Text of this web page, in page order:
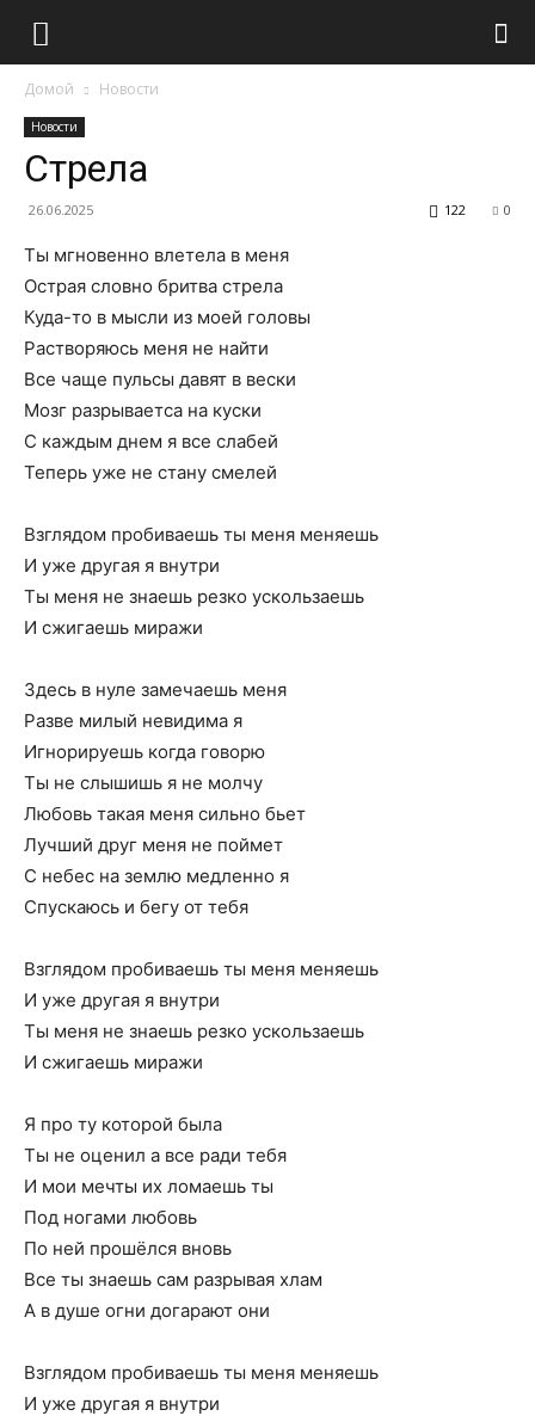
Домой Новости
Новости
Стрела
26.06.2025 0
122
Ты мгновенно влетела в меня
Острая словно бритва стрела
Куда-то в мысли из моей головы
Растворяюсь меня не найти
Все чаще пульсы давят в вески
Мозг разрываетса на куски
С каждым днем я все слабей
Теперь уже не стану смелей
Взглядом пробиваешь ты меня меняешь
И уже другая я внутри
Ты меня не знаешь резко ускользаешь
И сжигаешь миражи
Здесь в нуле замечаешь меня
Разве милый невидима я
Игнорируешь когда говорю
Ты не слышишь я не молчу
Любовь такая меня сильно бьет
Лучший друг меня не поймет
С небес на землю медленно я
Спускаюсь и бегу от тебя
Взглядом пробиваешь ты меня меняешь
И уже другая я внутри
Ты меня не знаешь резко ускользаешь
И сжигаешь миражи
Я про ту которой была
Ты не оценил а все ради тебя
И мои мечты их ломаешь ты
Под ногами любовь
По ней прошёлся вновь
Все ты знаешь сам разрывая хлам
А в душе огни догарают они
Взглядом пробиваешь ты меня меняешь
И уже другая я внутри